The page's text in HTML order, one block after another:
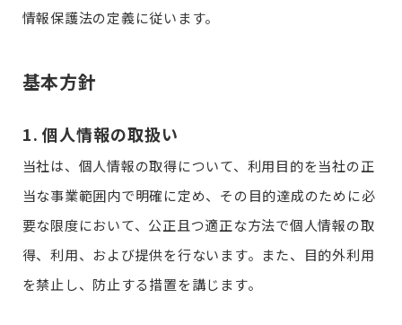
情報保護法の定義に従います。
基本方針
1. 個人情報の取扱い
当社は、個人情報の取得について、利用目的を当社の正
当な事業範囲内で明確に定め、その目的達成のために必
要な限度において、公正且つ適正な方法で個人情報の取
得、利用、および提供を行ないます。また、目的外利用
を禁止し、防止する措置を講じます。